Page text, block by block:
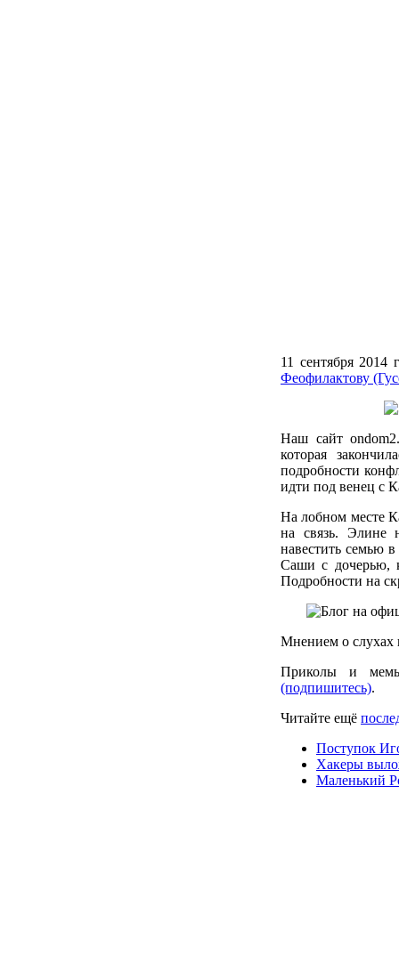
11 сентября 2014
Феофилактову
Наш сайт
которая
подробности
идти под венец с
На лобном месте
на связь. Элине
навестить семью
Саши с дочерью,
Подробности на
Мнением о слухах
Приколы и
(подпишитесь).
Читайте ещё
Поступок
Хакеры
Маленький